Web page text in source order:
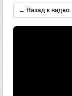
← Назад к видео